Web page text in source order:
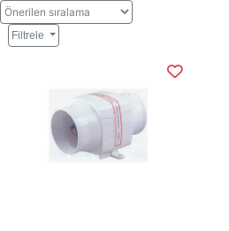
Filtrele